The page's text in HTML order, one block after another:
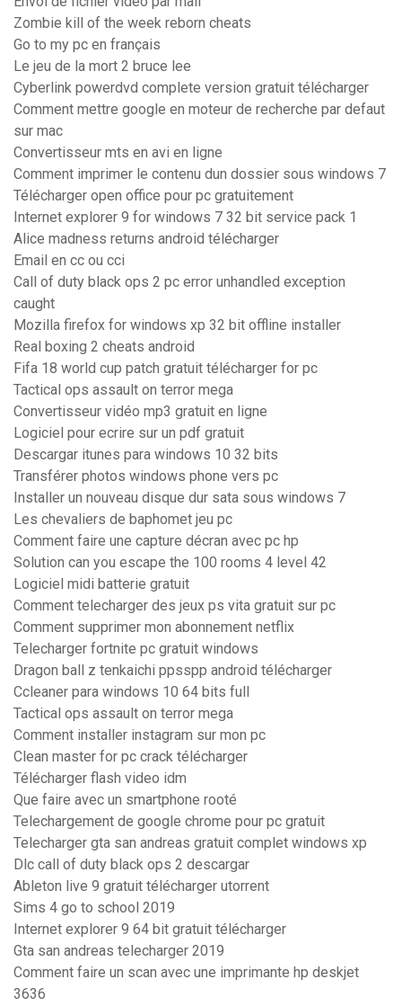
Zombie kill of the week reborn cheats
Go to my pc en français
Le jeu de la mort 2 bruce lee
Cyberlink powerdvd complete version gratuit télécharger
Comment mettre google en moteur de recherche par defaut
sur mac
Convertisseur mts en avi en ligne
Comment imprimer le contenu dun dossier sous windows 7
Télécharger open office pour pc gratuitement
Internet explorer 9 for windows 7 32 bit service pack 1
Alice madness returns android télécharger
Email en cc ou cci
Call of duty black ops 2 pc error unhandled exception
caught
Mozilla firefox for windows xp 32 bit offline installer
Real boxing 2 cheats android
Fifa 18 world cup patch gratuit télécharger for pc
Tactical ops assault on terror mega
Convertisseur vidéo mp3 gratuit en ligne
Logiciel pour ecrire sur un pdf gratuit
Descargar itunes para windows 10 32 bits
Transférer photos windows phone vers pc
Installer un nouveau disque dur sata sous windows 7
Les chevaliers de baphomet jeu pc
Comment faire une capture décran avec pc hp
Solution can you escape the 100 rooms 4 level 42
Logiciel midi batterie gratuit
Comment telecharger des jeux ps vita gratuit sur pc
Comment supprimer mon abonnement netflix
Telecharger fortnite pc gratuit windows
Dragon ball z tenkaichi ppsspp android télécharger
Ccleaner para windows 10 64 bits full
Tactical ops assault on terror mega
Comment installer instagram sur mon pc
Clean master for pc crack télécharger
Télécharger flash video idm
Que faire avec un smartphone rooté
Telechargement de google chrome pour pc gratuit
Telecharger gta san andreas gratuit complet windows xp
Dlc call of duty black ops 2 descargar
Ableton live 9 gratuit télécharger utorrent
Sims 4 go to school 2019
Internet explorer 9 64 bit gratuit télécharger
Gta san andreas telecharger 2019
Comment faire un scan avec une imprimante hp deskjet
3636